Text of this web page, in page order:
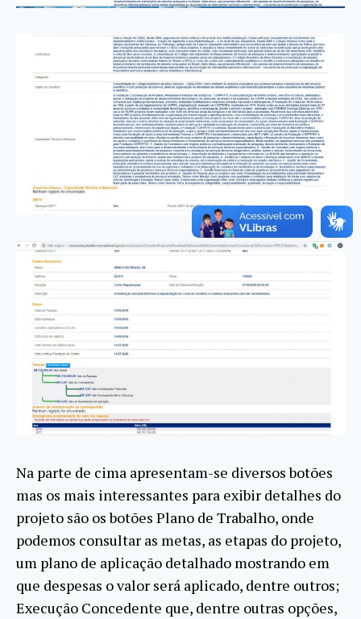
Na parte de cima apresentam-se diversos botões
mas os mais interessantes para exibir detalhes do
projeto são os botões Plano de Trabalho, onde
podemos consultar as metas, as etapas do projeto,
um plano de aplicação detalhado mostrando em
que despesas o valor será aplicado, dentre outros;
Execução Concedente que, dentre outras opções,